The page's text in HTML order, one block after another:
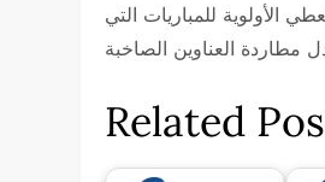
الأولوية للمباريات التي
Related